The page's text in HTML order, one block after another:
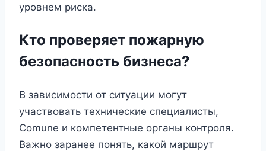
уровнем риска.
Кто проверяет пожарную
безопасность бизнеса?
В зависимости от ситуации могут
участвовать технические специалисты,
Comune и компетентные органы контроля.
Важно заранее понять, какой маршрут